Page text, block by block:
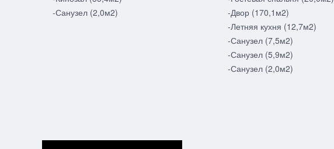
-Санузел (2,0м2)
-Двор (170,1м2)
-Летняя кухня (12,7м2)
-Санузел (7,5м2)
-Санузел (5,9м2)
-Санузел (2,0м2)